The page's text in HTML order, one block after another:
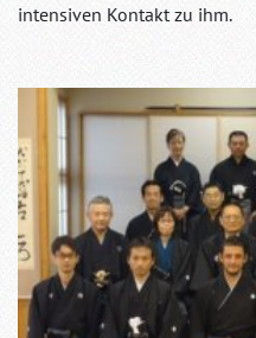
intensiven Kontakt zu ihm.